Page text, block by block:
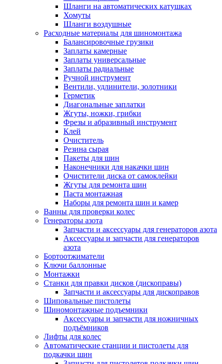
Шланги на автоматических катушках
Хомуты
Шланги воздушные
Расходные материалы для шиномонтажа
Балансировочные грузики
Заплаты камерные
Заплаты универсальные
Заплаты радиальные
Ручной инструмент
Вентили, удлинители, золотники
Герметик
Диагональные заплатки
Жгуты, ножки, грибки
Фрезы и абразивный инструмент
Клей
Очиститель
Резина сырая
Пакеты для шин
Наконечники для накачки шин
Очистители диска от самоклейки
Жгуты для ремонта шин
Паста монтажная
Наборы для ремонта шин и камер
Ванны для проверки колес
Генераторы азота
Запчасти и аксессуары для генераторов азота
Аксессуары и запчасти для генераторов
азота
Бортоотжиматели
Ключи баллонные
Монтажки
Станки для правки дисков (дископравы)
Запчасти и аксессуары для дископравов
Шиповальные пистолеты
Шиномонтажные подъемники
Аксессуары и запчасти для ножничных
подъёмников
Лифты для колес
Автоматические станции и пистолеты для
подкачки шин